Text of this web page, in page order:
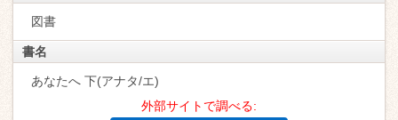
図書
書名
あなたへ 下(アナタ/エ)
外部サイトで調べる: